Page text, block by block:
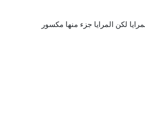
لكن المرايا جزء منها مكسور